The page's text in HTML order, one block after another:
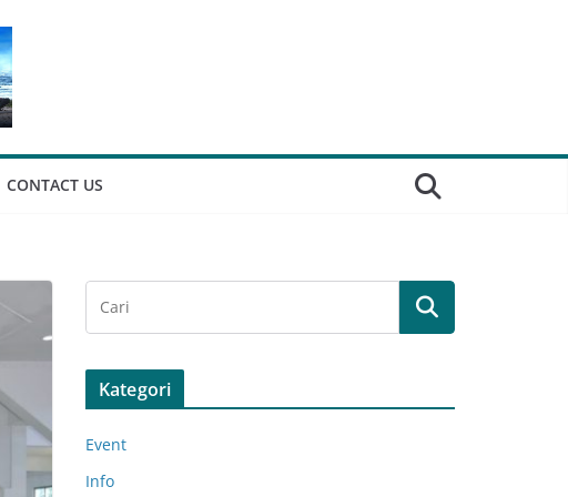
CONTACT US
Kategori
Event
Info